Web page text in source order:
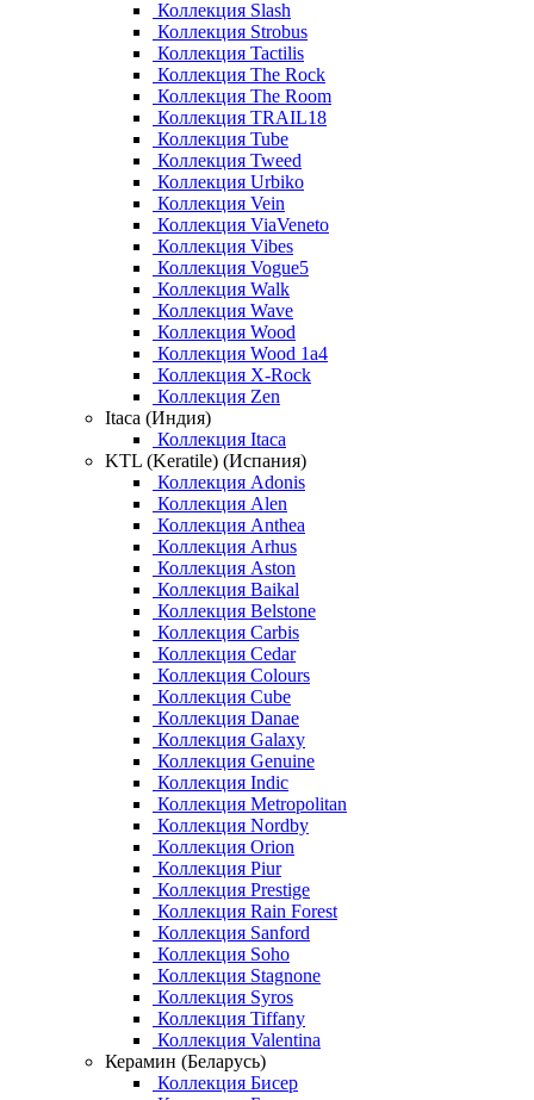
Коллекция Slash
Коллекция Strobus
Коллекция Tactilis
Коллекция The Rock
Коллекция The Room
Коллекция TRAIL18
Коллекция Tube
Коллекция Tweed
Коллекция Urbiko
Коллекция Vein
Коллекция ViaVeneto
Коллекция Vibes
Коллекция Vogue5
Коллекция Walk
Коллекция Wave
Коллекция Wood
Коллекция Wood 1a4
Коллекция X-Rock
Коллекция Zen
Itaca (Индия)
Коллекция Itaca
KTL (Keratile) (Испания)
Коллекция Adonis
Коллекция Alen
Коллекция Anthea
Коллекция Arhus
Коллекция Aston
Коллекция Baikal
Коллекция Belstone
Коллекция Carbis
Коллекция Cedar
Коллекция Colours
Коллекция Cube
Коллекция Danae
Коллекция Galaxy
Коллекция Genuine
Коллекция Indic
Коллекция Metropolitan
Коллекция Nordby
Коллекция Orion
Коллекция Piur
Коллекция Prestige
Коллекция Rain Forest
Коллекция Sanford
Коллекция Soho
Коллекция Stagnone
Коллекция Syros
Коллекция Tiffany
Коллекция Valentina
Керамин (Беларусь)
Коллекция Бисер